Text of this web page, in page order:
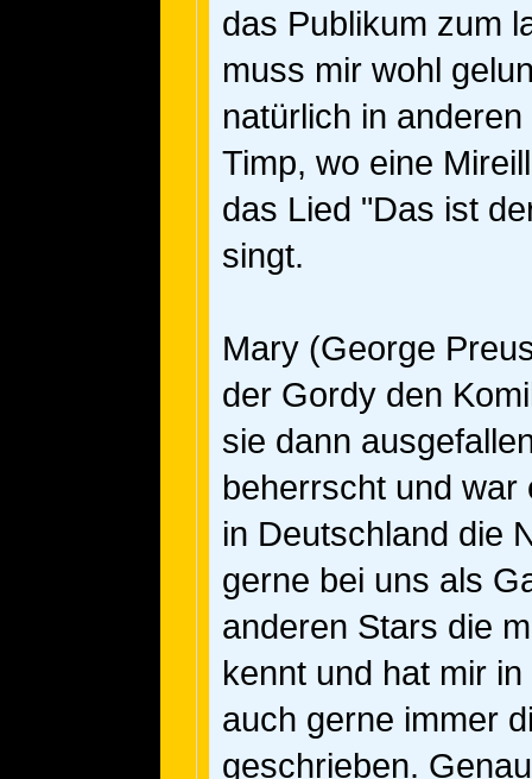
das Publikum zum
muss mir wohl
natürlich in
Timp, wo eine
das Lied "Das ist
singt.
Mary (George
der Gordy den
sie dann
beherrscht und war
in Deutschland die
gerne bei uns als
anderen Stars die
kennt und hat mir
auch gerne immer
geschrieben.